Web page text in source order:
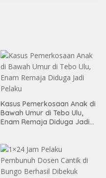
Kasus Pemerkosaan Anak di
Bawah Umur di Tebo Ulu,
Enam Remaja Diduga Jadi